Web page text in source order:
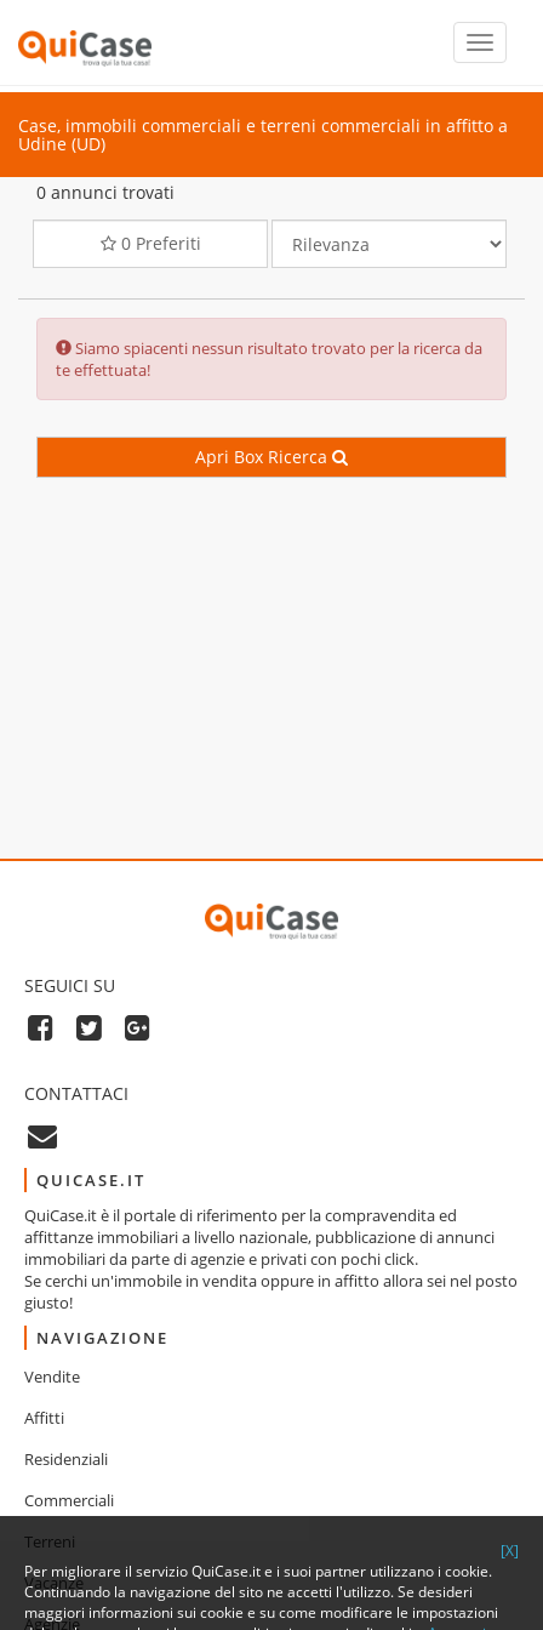
Toggle
Case, immobili commerciali e terreni commerciali in affitto a
Udine (UD)
0 annunci trovati
0Preferiti
Error:
Siamo spiacenti nessun risultato trovato per la ricerca da
te effettuata!
Apri Box Ricerca
SEGUICI SU
CONTATTACI
QUICASE.IT
QuiCase.it è il portale di riferimento per la compravendita ed
affittanze immobiliari a livello nazionale, pubblicazione di annunci
immobiliari da parte di agenzie e privati con pochi click.
Se cerchi un'immobile in vendita oppure in affitto allora sei nel posto
giusto!
NAVIGAZIONE
Vendite
Affitti
Residenziali
Commerciali
Terreni
Vacanze
Agenzie
[X]
Per migliorare il servizio QuiCase.it e i suoi partner utilizzano i cookie.
Continuando la navigazione del sito ne accetti l'utilizzo. Se desideri
maggiori informazioni sui cookie e su come modificare le impostazioni